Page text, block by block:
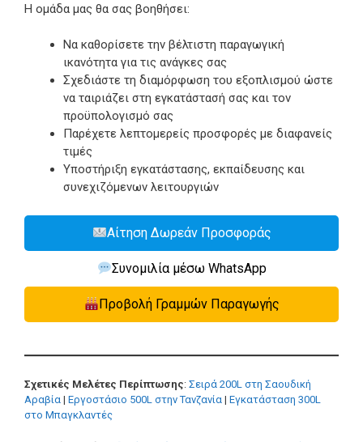
Η ομάδα μας θα σας βοηθήσει:
Να καθορίσετε την βέλτιστη παραγωγική
ικανότητα για τις ανάγκες σας
Σχεδιάστε τη διαμόρφωση του εξοπλισμού ώστε
να ταιριάζει στη εγκατάστασή σας και τον
προϋπολογισμό σας
Παρέχετε λεπτομερείς προσφορές με διαφανείς
τιμές
Υποστήριξη εγκατάστασης, εκπαίδευσης και
συνεχιζόμενων λειτουργιών
Αίτηση Δωρεάν Προσφοράς
Συνομιλία μέσω WhatsApp
Προβολή Γραμμών Παραγωγής
Σχετικές Μελέτες Περίπτωσης: Σειρά 200L στη Σαουδική
Αραβία | Εργοστάσιο 500L στην Τανζανία | Εγκατάσταση 300L
στο Μπαγκλαντές